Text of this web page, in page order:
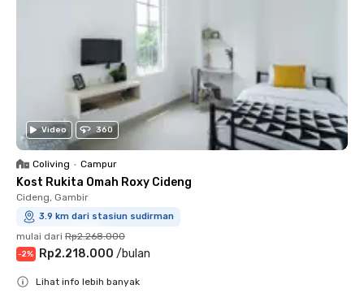
Video 360
Coliving • Campur
Kost Rukita Omah Roxy Cideng
Cideng, Gambir
3.9 km dari stasiun sudirman
mulai dari Rp2.268.000
-2% Rp2.218.000 /bulan
Lihat info lebih banyak